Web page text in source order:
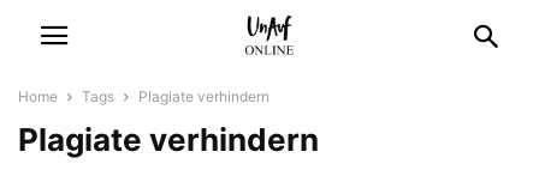
Home Tags Plagiate verhindern
Plagiate verhindern